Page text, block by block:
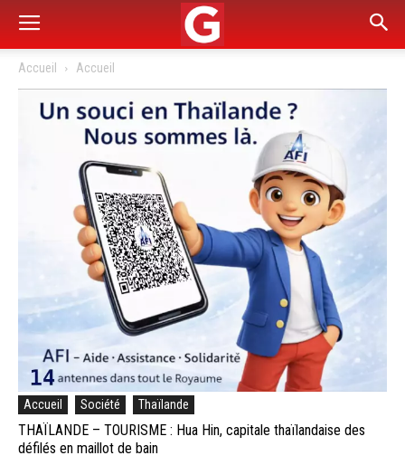
Accueil Accueil
Accueil Société Thaïlande
THAÏLANDE – TOURISME : Hua Hin, capitale thaïlandaise des
défilés en maillot de bain